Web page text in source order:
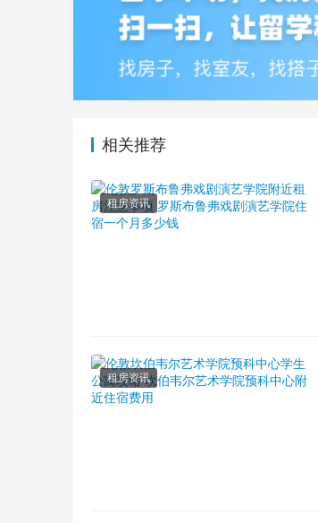
相关推荐
租房资讯
租房资讯